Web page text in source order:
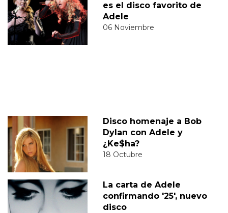
es el disco favorito de
Adele
06 Noviembre
Disco homenaje a Bob
Dylan con Adele y
¿Ke$ha?
18 Octubre
La carta de Adele
confirmando '25', nuevo
disco